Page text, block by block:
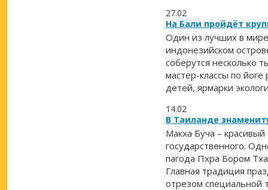
27.02
На Бали пройдёт
Один из лучших в
индонезийском
соберутся несколько
мастер-классы по
детей, ярмарки
14.02
В Таиланде
Макха Буча –
государственного.
пагода Пхра Бором
Главная традиция
отрезом специальной